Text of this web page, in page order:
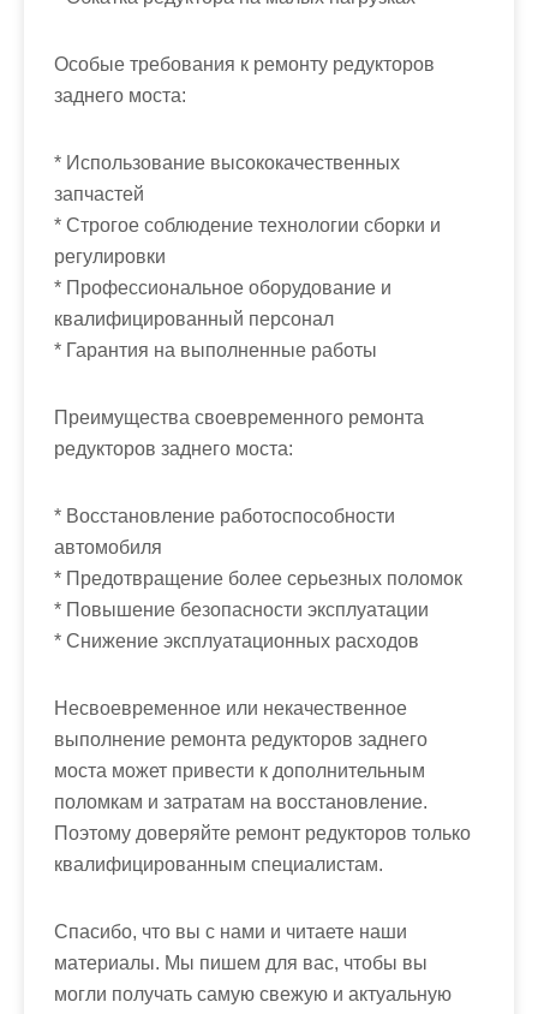
Особые требования к ремонту редукторов
заднего моста:
* Использование высококачественных
запчастей
* Строгое соблюдение технологии сборки и
регулировки
* Профессиональное оборудование и
квалифицированный персонал
* Гарантия на выполненные работы
Преимущества своевременного ремонта
редукторов заднего моста:
* Восстановление работоспособности
автомобиля
* Предотвращение более серьезных поломок
* Повышение безопасности эксплуатации
* Снижение эксплуатационных расходов
Несвоевременное или некачественное
выполнение ремонта редукторов заднего
моста может привести к дополнительным
поломкам и затратам на восстановление.
Поэтому доверяйте ремонт редукторов только
квалифицированным специалистам.
Спасибо, что вы с нами и читаете наши
материалы. Мы пишем для вас, чтобы вы
могли получать самую свежую и актуальную